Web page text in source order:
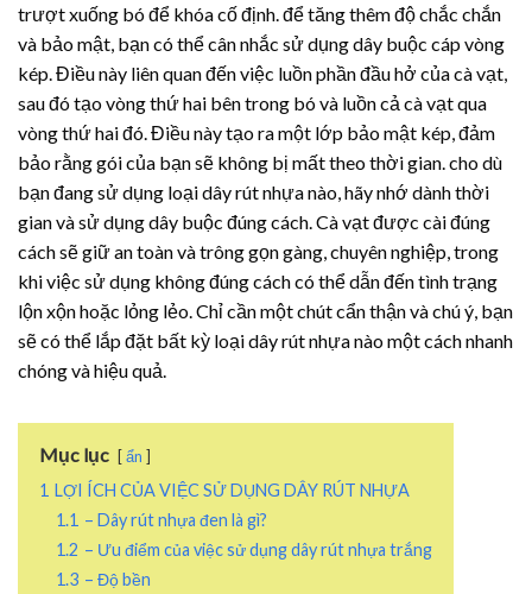
trượt xuống bó để khóa cố định. để tăng thêm độ chắc chắn
và bảo mật, bạn có thể cân nhắc sử dụng dây buộc cáp vòng
kép. Điều này liên quan đến việc luồn phần đầu hở của cà vạt,
sau đó tạo vòng thứ hai bên trong bó và luồn cả cà vạt qua
vòng thứ hai đó. Điều này tạo ra một lớp bảo mật kép, đảm
bảo rằng gói của bạn sẽ không bị mất theo thời gian. cho dù
bạn đang sử dụng loạidây rút nhựanào, hãy nhớ dành thời
gian và sử dụng dây buộc đúng cách. Cà vạt được cài đúng
cách sẽ giữ an toàn và trông gọn gàng, chuyên nghiệp, trong
khi việc sử dụng không đúng cách có thể dẫn đến tình trạng
lộn xộn hoặc lỏng lẻo. Chỉ cần một chút cẩn thận và chú ý, bạn
sẽ có thể lắp đặt bất kỳ loạidây rút nhựanào một cách nhanh
chóng và hiệu quả.
Mục lục ẩn
1 LỢI ÍCH CỦA VIỆC SỬ DỤNG DÂY RÚT NHỰA
1.1 – Dây rút nhựa đen là gì?
1.2 – Ưu điểm của việc sử dụng dây rút nhựa trắng
1.3 – Độ bền